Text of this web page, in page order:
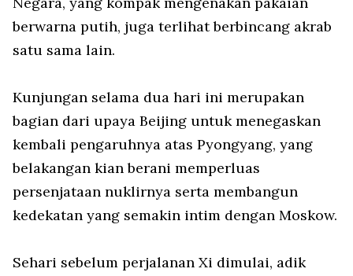
berwarna putih, juga terlihat berbincang akrab
satu sama lain.
Kunjungan selama dua hari ini merupakan
bagian dari upaya Beijing untuk menegaskan
kembali pengaruhnya atas Pyongyang, yang
belakangan kian berani memperluas
persenjataan nuklirnya serta membangun
kedekatan yang semakin intim dengan Moskow.
Sehari sebelum perjalanan Xi dimulai, adik